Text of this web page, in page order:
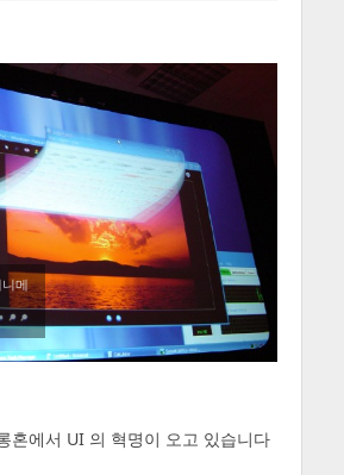
메
혼에서 UI 의 혁명이 오고 있습니다